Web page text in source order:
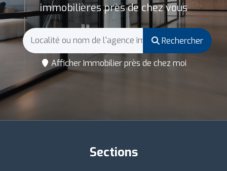
immobilières près de chez vous
Rechercher
Afficher Immobilier près de chez moi
Sections